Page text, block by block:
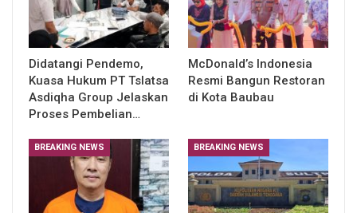
Didatangi Pendemo,
Kuasa Hukum PT Tslatsa
Asdiqha Group Jelaskan
Proses Pembelian…
McDonald’s Indonesia
Resmi Bangun Restoran
di Kota Baubau
BREAKING NEWS BREAKING NEWS